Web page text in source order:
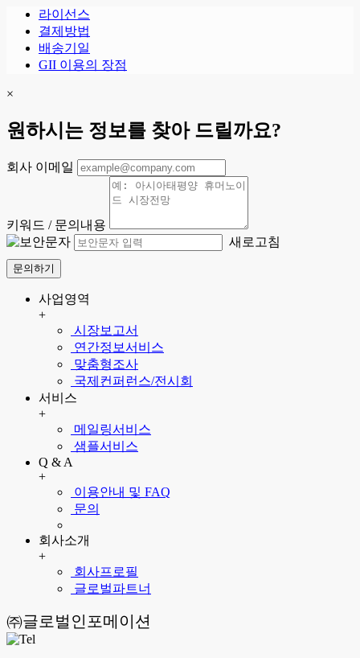
라이선스
결제방법
배송기일
GII 이용의 장점
×
원하시는 정보를 찾아 드릴까요?
회사 이메일
키워드 / 문의내용
새로고침
문의하기
사업영역
+
시장보고서
연간정보서비스
맞춤형조사
국제컨퍼런스/전시회
서비스
+
메일링서비스
샘플서비스
Q & A
+
이용안내 및 FAQ
문의
회사소개
+
회사프로필
글로벌파트너
㈜글로벌인포메이션